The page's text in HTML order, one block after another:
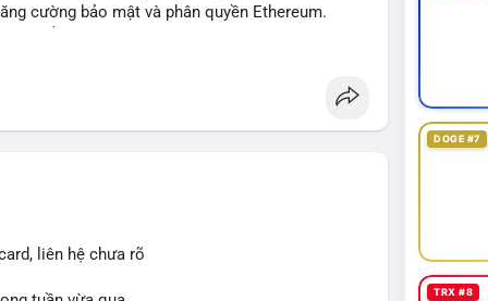
cường bảo mật và phân quyền Ethereum.
Act, mặc dù chưa có sự đồng thuận hai đảng.
giấy phép stablecoin theo khung mới nghiêm
lý, thiết lập tiền lệ cho các vụ án hình sự và
sớm, dù vẫn còn rào cản pháp lý.
liên hệ chưa rõ
DOGE #7
TRX #8